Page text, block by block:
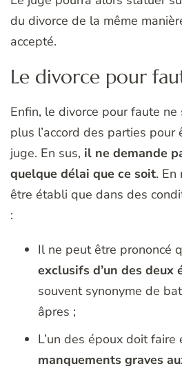
du divorce de la même
accepté.
Le divorce pour
Enfin, le divorce pour faute
plus l’accord des parties pour
juge. En sus, il ne demande
quelque délai que ce soit. En
être établi que dans des
:
Il ne peut être prononcé
exclusifs d’un des deux
souvent synonyme de
âpres ;
L’un des époux doit faire
manquements graves